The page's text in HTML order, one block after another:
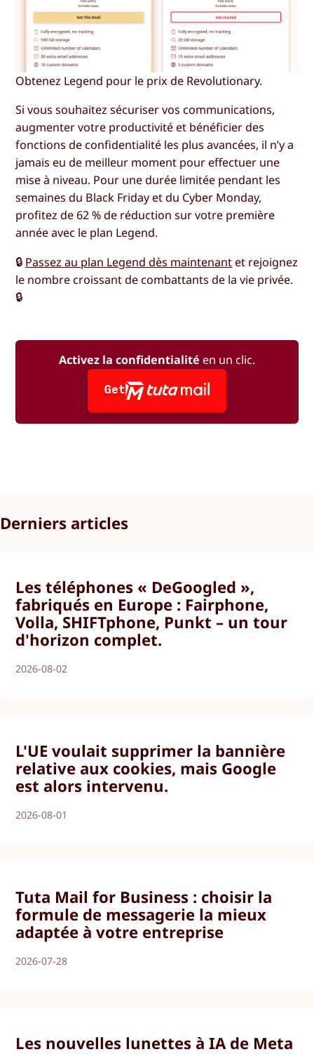
Obtenez Legend pour le prix de Revolutionary.
Si vous souhaitez sécuriser vos communications,
augmenter votre productivité et bénéficier des
fonctions de confidentialité les plus avancées, il n’y a
jamais eu de meilleur moment pour effectuer une
mise à niveau. Pour une durée limitée pendant les
semaines du Black Friday et du Cyber Monday,
profitez de 62 % de réduction sur votre première
année avec le plan Legend.
🔒 Passez au plan Legend dès maintenant et rejoignez
le nombre croissant de combattants de la vie privée.
🔒
Activez la confidentialité en un clic.
Get
Derniers articles
Les téléphones « DeGoogled »,
fabriqués en Europe : Fairphone,
Volla, SHIFTphone, Punkt – un tour
d'horizon complet.
2026-08-02
L'UE voulait supprimer la bannière
relative aux cookies, mais Google
est alors intervenu.
2026-08-01
Tuta Mail for Business : choisir la
formule de messagerie la mieux
adaptée à votre entreprise
2026-07-28
Les nouvelles lunettes à IA de Meta